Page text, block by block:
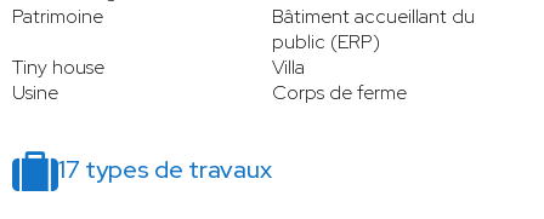
Patrimoine
Bâtiment accueillant du
public (ERP)
Tiny house
Villa
Usine
Corps de ferme
17 types de travaux